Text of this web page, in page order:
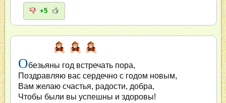
+5
Обезьяны год встречать пора,
Поздравляю вас сердечно с годом новым,
Вам желаю счастья, радости, добра,
Чтобы были вы успешны и здоровы!